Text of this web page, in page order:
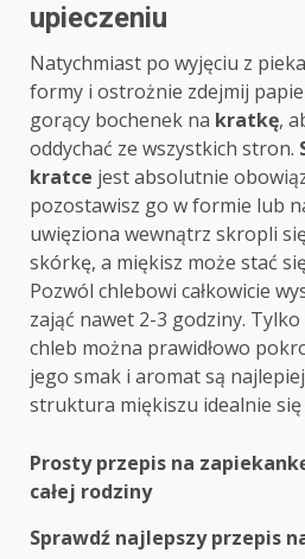
upieczeniu
Natychmiast po wyjęciu z
formy i ostrożnie zdejmij
gorący bochenek na kratkę,
oddychać ze wszystkich stron.
kratce jest absolutnie
pozostawisz go w formie lub
uwięziona wewnątrz skropli
skórkę, a miękisz może stać
Pozwól chlebowi całkowicie
zająć nawet 2-3 godziny.
chleb można prawidłowo
jego smak i aromat są
struktura miękiszu idealnie
Post
navigation
Prosty przepis na
całej rodziny
Sprawdź najlepszy przepis